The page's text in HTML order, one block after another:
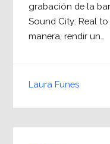
grabación de la
Sound City: Real
manera, rendir un…
Laura Funes